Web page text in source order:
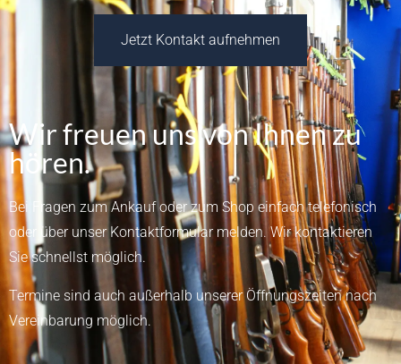
Jetzt Kontakt aufnehmen
Wir freuen uns von Ihnen zu
hören.
Bei Fragen zum Ankauf oder zum Shop einfach telefonisch
oder über unser Kontaktformularmelden.Wir kontaktieren
Sie schnellst möglich.
Termine sind auch außerhalb unserer Öffnungszeiten nach
Vereinbarung möglich.